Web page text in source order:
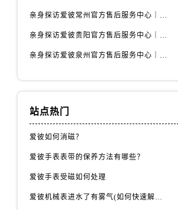
亲身探访爱彼常州官方售后服务中心｜热线与地址（2026年7月最新）
亲身探访爱彼贵阳官方售后服务中心｜网点地址及热线（2026年7月最新）
亲身探访爱彼泉州官方售后服务中心｜服务热线及具体地址（2026年7月最新）
站点热门
爱彼如何消磁？
爱彼手表表带的保养方法有哪些？
爱彼手表受磁如何处理
爱彼机械表进水了有雾气(如何快速解决问题)